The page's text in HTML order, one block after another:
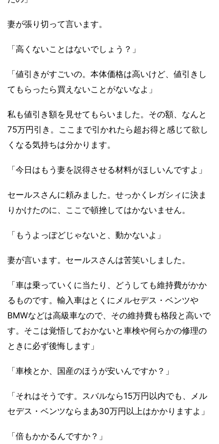
妻が張り切って言います。
「高くないことはないでしょう？」
「値引きがすごいの。本体価格は高いけど、値引きし
てもらったら買えないことがないなよ」
私も値引き額を見せてもらいました。その額、なんと
75万円引き。ここまで引かれたら超お得と感じて欲し
くなる気持ちは分かります。
「今日はもう妻を説得させる材料がほしいんですよ」
セールスさんに頼みました。せっかくレガシィに決ま
りかけたのに、ここで頓挫してはかないません。
「もうよっぽどじゃないと、動かないよ」
妻が言います。セールスさんは苦笑いしました。
「車は乗っていくに当たり、どうしても維持費がかか
るものです。輸入車はとくにメルセデス・ベンツや
BMWなどは高級車なので、その維持費も格段と高いで
す。そこは覚悟しておかないと車検や何らかの修理の
ときに必ず後悔します」
「車検とか、国産のほうが安いんですか？」
「それはそうです。スバルなら15万円以内でも、メル
セデス・ベンツならまあ30万円以上はかかりますよ」
「倍もかかるんですか？」